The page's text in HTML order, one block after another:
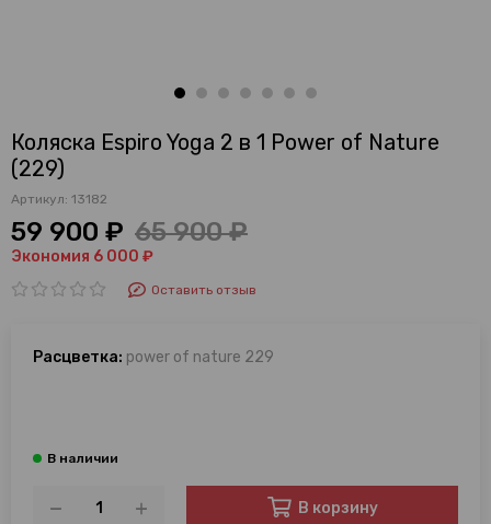
Коляска Espiro Yoga 2 в 1 Power of Nature
(229)
Артикул: 13182
59 900 ₽ 65 900 ₽
Экономия 6 000 ₽
Оставить отзыв
Расцветка: power of nature 229
В корзину